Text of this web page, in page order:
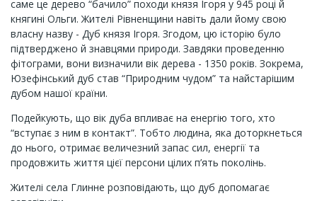
саме це дерево “бачило” походи князя Ігоря у 945 році й
княгині Ольги. Жителі Рівненщини навіть дали йому свою
власну назву - Дуб князя Ігоря. Згодом, цю історію було
підтверджено й знавцями природи. Завдяки проведенню
фітограми, вони визначили вік дерева - 1350 років. Зокрема,
Юзефінський дуб став “Природним чудом” та найстарішим
дубом нашої країни.
Подейкують, що вік дуба впливає на енергію того, хто
“вступає з ним в контакт”. Тобто людина, яка доторкнеться
до нього, отримає величезний запас сил, енергії та
продовжить життя цієї персони цілих п’ять поколінь.
Жителі села Глинне розповідають, що дуб допомагає